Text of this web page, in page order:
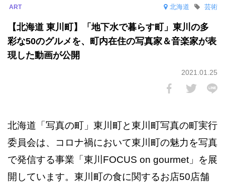
北海道 芸術
【北海道 東川町】「地下水で暮らす町」東川の多
彩な50のグルメを、町内在住の写真家＆音楽家が表
現した動画が公開
2021.01.25
北海道「写真の町」東川町と東川町写真の町実行
委員会は、コロナ禍において東川町の魅力を写真
で発信する事業「東川FOCUS on gourmet」を展
開しています。東川町の食に関するお店50店舗